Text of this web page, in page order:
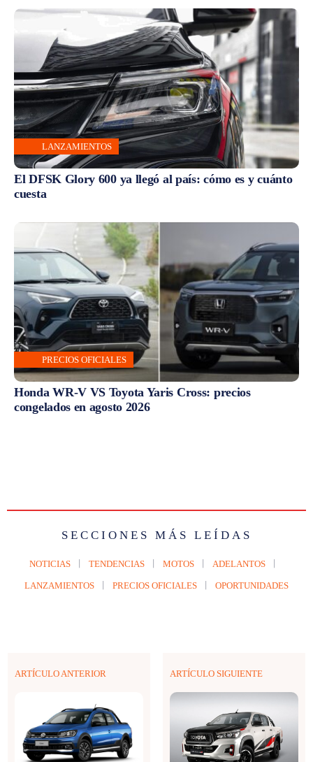
LANZAMIENTOS
El DFSK Glory 600 ya llegó al país: cómo es y cuánto
cuesta
PRECIOS OFICIALES
Honda WR-V VS Toyota Yaris Cross: precios
congelados en agosto 2026
SECCIONES MÁS LEÍDAS
NOTICIAS TENDENCIAS MOTOS ADELANTOS
LANZAMIENTOS PRECIOS OFICIALES OPORTUNIDADES
ARTÍCULO ANTERIOR ARTÍCULO SIGUIENTE